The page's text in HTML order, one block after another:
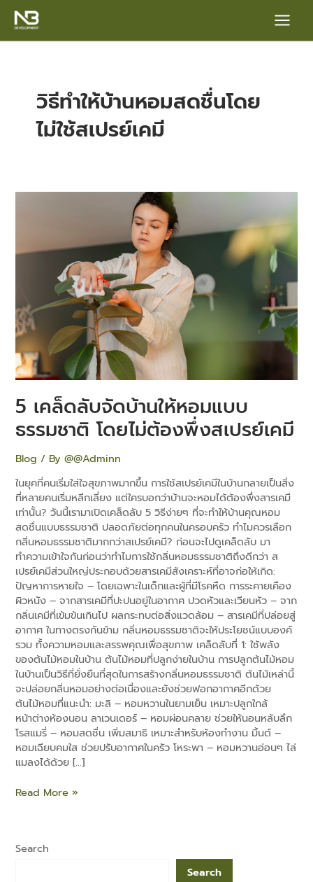
Main
Menu
วิธีทำให้บ้านหอมสดชื่นโดย
ไม่ใช้สเปรย์เคมี
5 เคล็ดลับจัดบ้านให้หอมแบบ
ธรรมชาติ โดยไม่ต้องพึ่งสเปรย์เคมี
Blog / By@@Adminn
ในยุคที่คนเริ่มใส่ใจสุขภาพมากขึ้น การใช้สเปรย์เคมีในบ้านกลายเป็นสิ่ง
ที่หลายคนเริ่มหลีกเลี่ยง แต่ใครบอกว่าบ้านจะหอมได้ต้องพึ่งสารเคมี
เท่านั้น? วันนี้เรามาเปิดเคล็ดลับ 5 วิธีง่ายๆ ที่จะทำให้บ้านคุณหอม
สดชื่นแบบธรรมชาติ ปลอดภัยต่อทุกคนในครอบครัว ทำไมควรเลือก
กลิ่นหอมธรรมชาติมากกว่าสเปรย์เคมี? ก่อนจะไปดูเคล็ดลับ มา
ทำความเข้าใจกันก่อนว่าทำไมการใช้กลิ่นหอมธรรมชาติถึงดีกว่า ส
เปรย์เคมีส่วนใหญ่ประกอบด้วยสารเคมีสังเคราะห์ที่อาจก่อให้เกิด:
ปัญหาการหายใจ – โดยเฉพาะในเด็กและผู้ที่มีโรคหืด การระคายเคือง
ผิวหนัง – จากสารเคมีที่ปะปนอยู่ในอากาศ ปวดหัวและเวียนหัว – จาก
กลิ่นเคมีที่เข้มข้นเกินไป ผลกระทบต่อสิ่งแวดล้อม – สารเคมีที่ปล่อยสู่
อากาศ ในทางตรงกันข้าม กลิ่นหอมธรรมชาติจะให้ประโยชน์แบบองค์
รวม ทั้งความหอมและสรรพคุณเพื่อสุขภาพ เคล็ดลับที่ 1: ใช้พลัง
ของต้นไม้หอมในบ้าน ต้นไม้หอมที่ปลูกง่ายในบ้าน การปลูกต้นไม้หอม
ในบ้านเป็นวิธีที่ยั่งยืนที่สุดในการสร้างกลิ่นหอมธรรมชาติ ต้นไม้เหล่านี้
จะปล่อยกลิ่นหอมอย่างต่อเนื่องและยังช่วยฟอกอากาศอีกด้วย
ต้นไม้หอมที่แนะนำ: มะลิ – หอมหวานในยามเย็น เหมาะปลูกใกล้
หน้าต่างห้องนอน ลาเวนเดอร์ – หอมผ่อนคลาย ช่วยให้นอนหลับลึก
โรสแมรี่ – หอมสดชื่น เพิ่มสมาธิ เหมาะสำหรับห้องทำงาน มิ้นต์ –
หอมเฉียบคมใส ช่วยปรับอากาศในครัว โหระพา – หอมหวานอ่อนๆ ไล่
แมลงได้ด้วย […]
บ้าน
แบบ
ธรรมชาติ
โดย
ไม่
ต้อง
พึ่ง
เปรย์
Read More »
Search
Search